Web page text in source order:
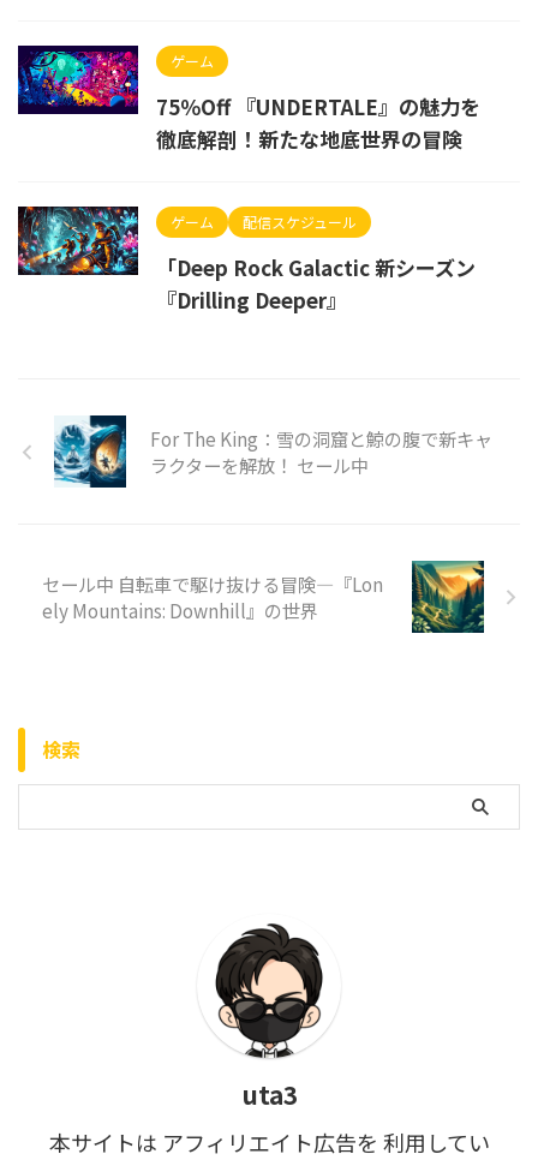
ゲーム
75％Off 『UNDERTALE』の魅力を
徹底解剖！新たな地底世界の冒険
ゲーム 配信スケジュール
「Deep Rock Galactic 新シーズン
『Drilling Deeper』
For The King：雪の洞窟と鯨の腹で新キャ
ラクターを解放！ セール中
セール中 自転車で駆け抜ける冒険—『Lon
ely Mountains: Downhill』の世界
検索
uta3
本サイトは アフィリエイト広告を 利用してい